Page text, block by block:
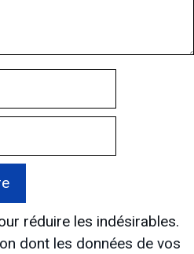
réduire les indésirables.
dont les données de vos